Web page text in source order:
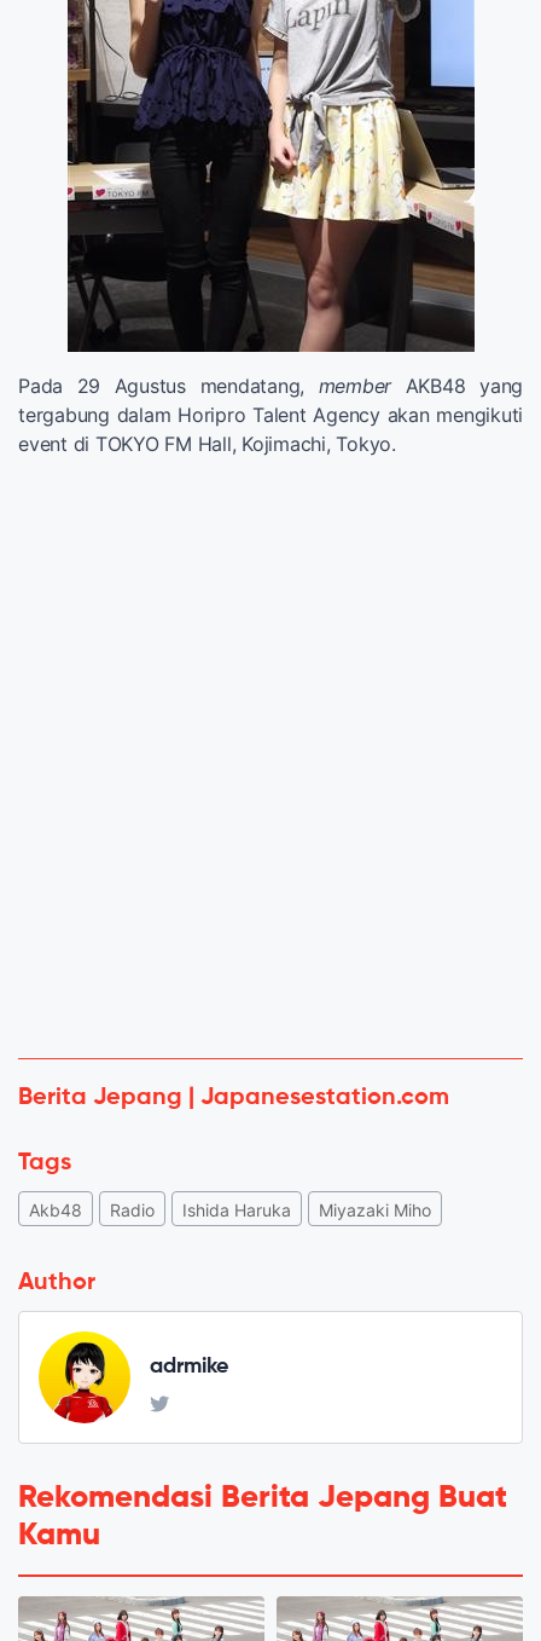
Pada 29 Agustus mendatang, member AKB48 yang
tergabung dalam Horipro Talent Agency akan mengikuti
event di TOKYO FM Hall, Kojimachi, Tokyo.
Berita Jepang | Japanesestation.com
Tags
Akb48 Radio Ishida Haruka Miyazaki Miho
Author
adrmike
Rekomendasi Berita Jepang Buat
Kamu